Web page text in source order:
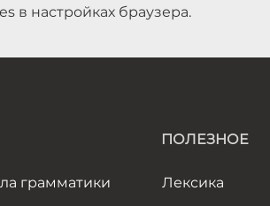
в настройках браузера.
грамматики
ПОЛЕЗНОЕ
Лексика